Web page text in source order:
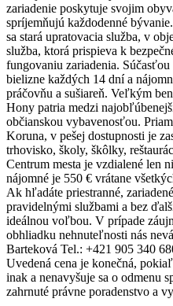
zariadenie poskytuje svojim
spríjemňujú každodenné
sa stará upratovacia služba, v
služba, ktorá prispieva k
fungovaniu zariadenia.
bielizne každých 14 dní a
práčovňu a sušiareň. Veľkým
Hony patria medzi
občianskou vybavenosťou.
Koruna, v pešej dostupnosti je
trhovisko, školy, škôlky,
Centrum mesta je vzdialené len
nájomné je 550 € vrátane
Ak hľadáte priestranné,
pravidelnými službami a bez
ideálnou voľbou. V prípade
obhliadku nehnuteľnosti nás
Barteková Tel.: +421 905 340
Uvedená cena je konečná,
inak a nenavyšuje sa o odmenu
zahrnuté právne poradenstvo a